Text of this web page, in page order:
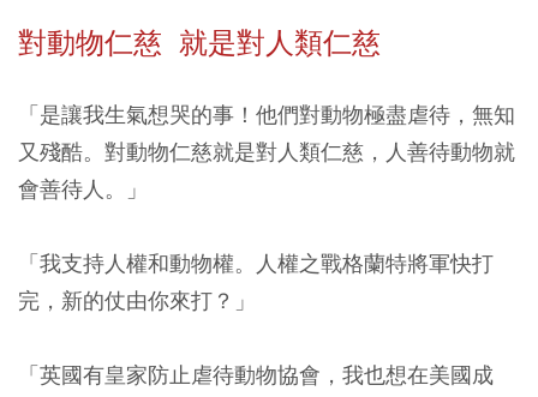
對動物仁慈 就是對人類仁慈
「是讓我生氣想哭的事！他們對動物極盡虐待，無知
又殘酷。對動物仁慈就是對人類仁慈，人善待動物就
會善待人。」
「我支持人權和動物權。人權之戰格蘭特將軍快打
完，新的仗由你來打？」
「英國有皇家防止虐待動物協會，我也想在美國成